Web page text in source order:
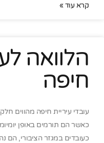
קרא עוד »
הלוואה
חיפה
עובדי עיריית חיפה מהווים
כאשר הם תורמים באופן
כעובדים במגזר הציבורי, הם